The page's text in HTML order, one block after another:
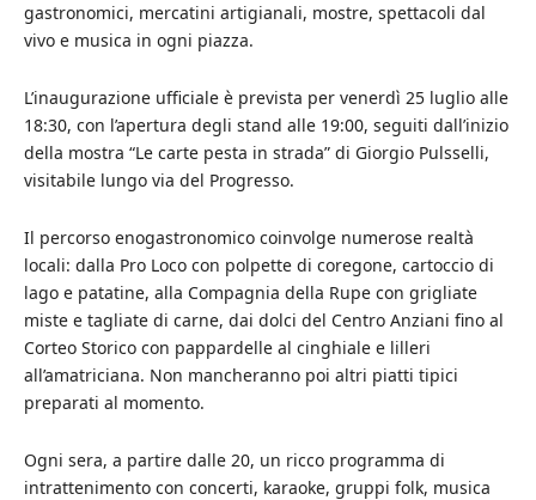
gastronomici, mercatini artigianali, mostre, spettacoli dal
vivo e musica in ogni piazza.
L’inaugurazione ufficiale è prevista per venerdì 25 luglio alle
18:30, con l’apertura degli stand alle 19:00, seguiti dall’inizio
della mostra “Le carte pesta in strada” di Giorgio Pulsselli,
visitabile lungo via del Progresso.
Il percorso enogastronomico coinvolge numerose realtà
locali: dalla Pro Loco con polpette di coregone, cartoccio di
lago e patatine, alla Compagnia della Rupe con grigliate
miste e tagliate di carne, dai dolci del Centro Anziani fino al
Corteo Storico con pappardelle al cinghiale e lilleri
all’amatriciana. Non mancheranno poi altri piatti tipici
preparati al momento.
Ogni sera, a partire dalle 20, un ricco programma di
intrattenimento con concerti, karaoke, gruppi folk, musica